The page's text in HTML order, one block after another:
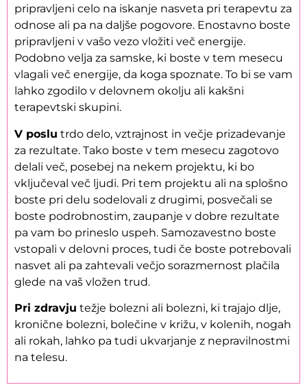
pripravljeni celo na iskanje nasveta pri terapevtu za
odnose ali pa na daljše pogovore. Enostavno boste
pripravljeni v vašo vezo vložiti več energije.
Podobno velja za samske, ki boste v tem mesecu
vlagali več energije, da koga spoznate. To bi se vam
lahko zgodilo v delovnem okolju ali kakšni
terapevtski skupini.
V poslu trdo delo, vztrajnost in večje prizadevanje
za rezultate. Tako boste v tem mesecu zagotovo
delali več, posebej na nekem projektu, ki bo
vključeval več ljudi. Pri tem projektu ali na splošno
boste pri delu sodelovali z drugimi, posvečali se
boste podrobnostim, zaupanje v dobre rezultate
pa vam bo prineslo uspeh. Samozavestno boste
vstopali v delovni proces, tudi če boste potrebovali
nasvet ali pa zahtevali večjo sorazmernost plačila
glede na vaš vložen trud.
Pri zdravju težje bolezni ali bolezni, ki trajajo dlje,
kronične bolezni, bolečine v križu, v kolenih, nogah
ali rokah, lahko pa tudi ukvarjanje z nepravilnostmi
na telesu.